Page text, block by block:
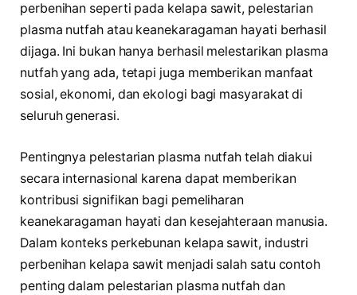
perbenihan seperti pada kelapa sawit, pelestarian
plasma nutfah atau keanekaragaman hayati berhasil
dijaga. Ini bukan hanya berhasil melestarikan plasma
nutfah yang ada, tetapi juga memberikan manfaat
sosial, ekonomi, dan ekologi bagi masyarakat di
seluruh generasi.
Pentingnya pelestarian plasma nutfah telah diakui
secara internasional karena dapat memberikan
kontribusi signifikan bagi pemeliharan
keanekaragaman hayati dan kesejahteraan manusia.
Dalam konteks perkebunan kelapa sawit, industri
perbenihan kelapa sawit menjadi salah satu contoh
penting dalam pelestarian plasma nutfah dan